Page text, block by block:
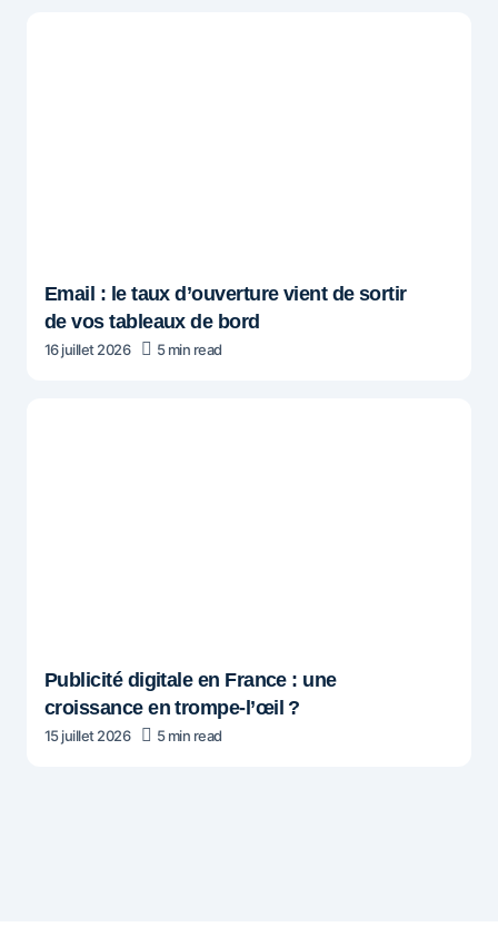
Email : le taux d’ouverture vient de sortir
de vos tableaux de bord
16 juillet 2026 5 min read
Publicité digitale en France : une
croissance en trompe-l’œil ?
15 juillet 2026 5 min read